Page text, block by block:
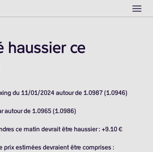
haussier ce
du 11/01/2024 autour de 1.0987 (1.0946)
autour de 1.0965 (1.0986)
ce matin devrait être haussier : +9.10 €
prix estimées devraient être comprises :